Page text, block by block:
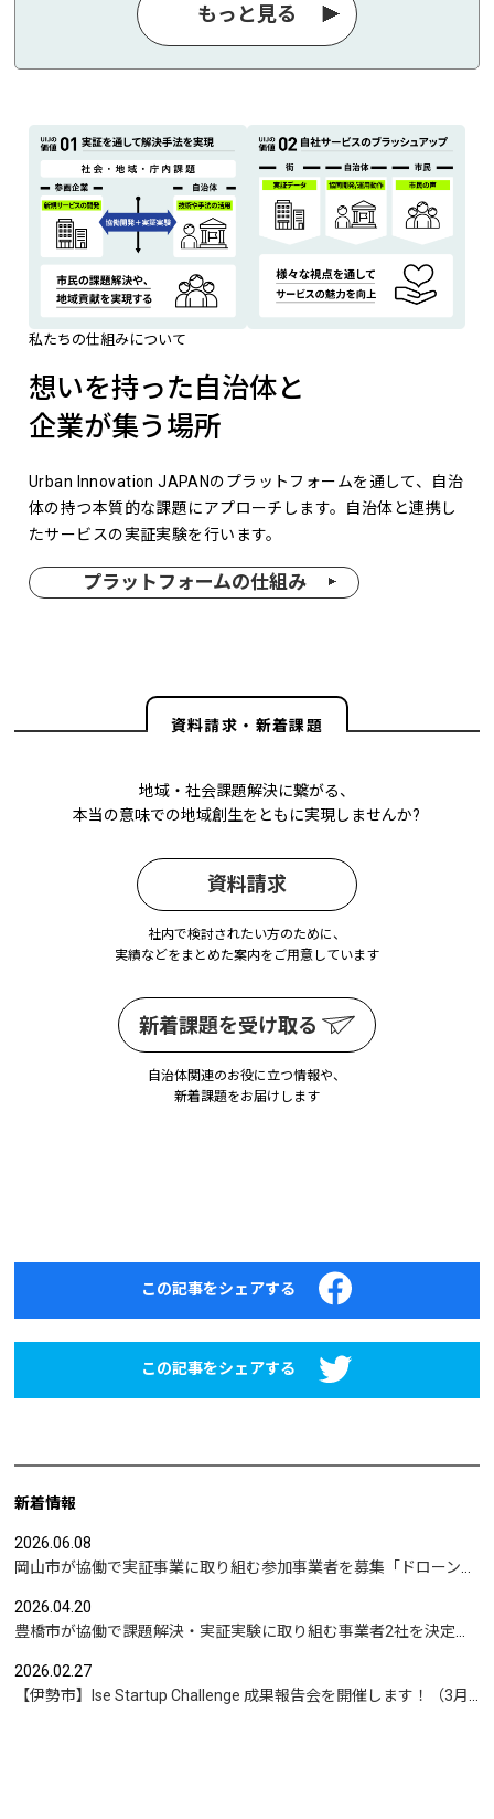
もっと見る
私たちの仕組みについて
想いを持った自治体と
企業が集う場所
Urban Innovation JAPANのプラットフォームを通して、自治
体の持つ本質的な課題にアプローチします。自治体と連携し
たサービスの実証実験を行います。
プラットフォームの仕組み
資料請求・新着課題
地域・社会課題解決に繋がる、
本当の意味での地域創生をともに実現しませんか?
資料請求
社内で検討されたい方のために、
実績などをまとめた案内をご用意しています
新着課題を受け取る
自治体関連のお役に立つ情報や、
新着課題をお届けします
この記事をシェアする
この記事をシェアする
新着情報
2026.06.08
2026.04.20
2026.02.27